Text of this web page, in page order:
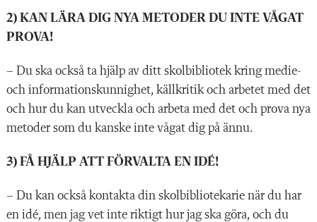
2) KAN LÄRA DIG NYA METODER DU INTE VÅGAT
PROVA!
– Du ska också ta hjälp av ditt skolbibliotek kring medie-
och informationskunnighet, källkritik och arbetet med det
och hur du kan utveckla och arbeta med det och prova nya
metoder som du kanske inte vågat dig på ännu.
3) FÅ HJÄLP ATT FÖRVALTA EN IDÉ!
– Du kan också kontakta din skolbibliotekarie när du har
en idé, men jag vet inte riktigt hur jag ska göra, och du